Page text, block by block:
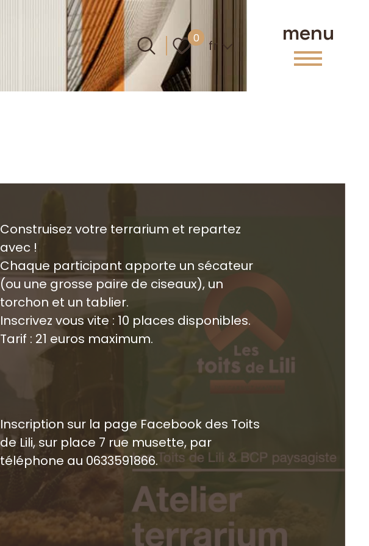
menu
0 Langue
fr
Construisez votre terrarium et repartez
avec !
Chaque participant apporte un sécateur
(ou une grosse paire de ciseaux), un
torchon et un tablier.
Inscrivez vous vite : 10 places disponibles.
Tarif : 21 euros maximum.
Inscription sur la page Facebook des Toits
de Lili, sur place 7 rue musette, par
téléphone au 0633591866.